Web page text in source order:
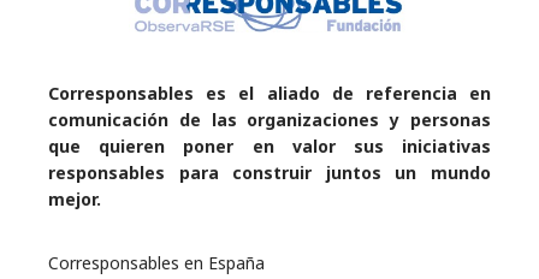
Corresponsables es el aliado de referencia en
comunicación de las organizaciones y personas
que quieren poner en valor sus iniciativas
responsables para construir juntos un mundo
mejor.
Corresponsables en España